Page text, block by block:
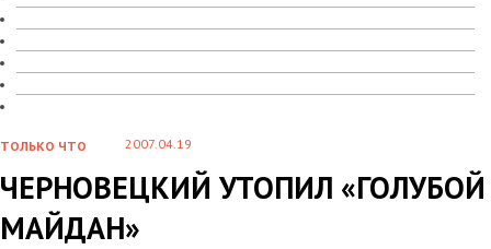
ТОЛЬКО ЧТО 2007.04.19
ЧЕРНОВЕЦКИЙ УТОПИЛ «ГОЛУБОЙ
МАЙДАН»